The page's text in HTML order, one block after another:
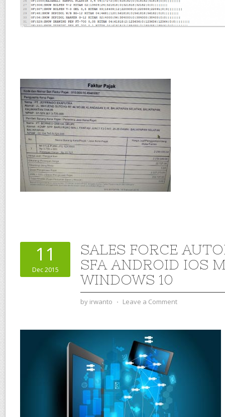
11
Dec 2015
SALES FORCE
SFA ANDROID IOS
WINDOWS 10
by irwanto ⋅ Leave a Comment